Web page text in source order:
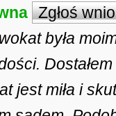
Zgłoś
była
jest miła i